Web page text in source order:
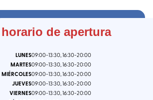
horario de apertura
LUNES09:00-13:30, 16:30-20:00
MARTES09:00-13:30, 16:30-20:00
MIÉRCOLES09:00-13:30, 16:30-20:00
JUEVES09:00-13:30, 16:30-20:00
VIERNES09:00-13:30, 16:30-20:00